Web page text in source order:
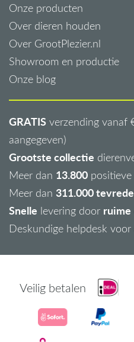
Onze producten
Over dieren houden
Over GrootPlezier.nl
Showroom en productie
Onze blog
GRATIS verzending vanaf
aangegeven)
Grootste collectie
Meer dan 13.800
Meer dan 311.000
Snelle levering door ruime
Deskundige helpdesk voor
Veilig betalen